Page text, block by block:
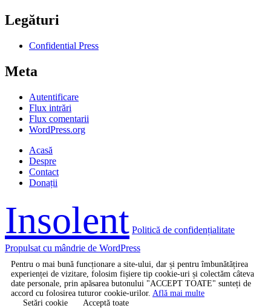
Legături
Confidential Press
Meta
Autentificare
Flux intrări
Flux comentarii
WordPress.org
Acasă
Despre
Contact
Donații
Insolent Politică de confidențialitate
Propulsat cu mândrie de WordPress
Pentru o mai bună funcționare a site-ului, dar și pentru îmbunătățirea
experienței de vizitare, folosim fișiere tip cookie-uri și colectăm câteva
date personale, prin apăsarea butonului "ACCEPT TOATE" sunteți de
accord cu folosirea tuturor cookie-urilor. Află mai multe
Setări cookie
Acceptă toate